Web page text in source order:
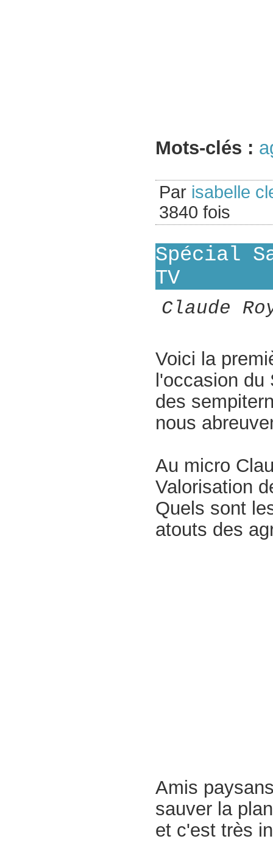
Mots-clés :
Par isabelle
3840 fois
Spécial
TV
Claude
Voici la
l'occasion du
des
nous
Au micro
Valorisation
Quels sont
atouts des
Amis
sauver la
et c'est très